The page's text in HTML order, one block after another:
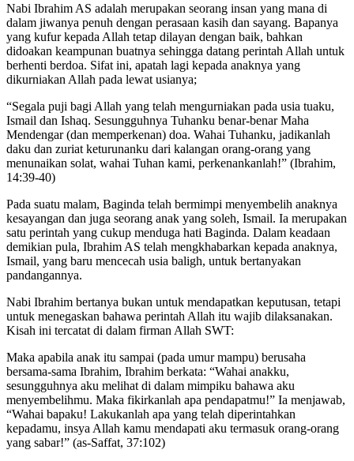
Nabi Ibrahim AS adalah merupakan seorang insan yang mana di
dalam jiwanya penuh dengan perasaan kasih dan sayang. Bapanya
yang kufur kepada Allah tetap dilayan dengan baik, bahkan
didoakan keampunan buatnya sehingga datang perintah Allah untuk
berhenti berdoa. Sifat ini, apatah lagi kepada anaknya yang
dikurniakan Allah pada lewat usianya;
“Segala puji bagi Allah yang telah mengurniakan pada usia tuaku,
Ismail dan Ishaq. Sesungguhnya Tuhanku benar-benar Maha
Mendengar (dan memperkenan) doa. Wahai Tuhanku, jadikanlah
daku dan zuriat keturunanku dari kalangan orang-orang yang
menunaikan solat, wahai Tuhan kami, perkenankanlah!” (Ibrahim,
14:39-40)
Pada suatu malam, Baginda telah bermimpi menyembelih anaknya
kesayangan dan juga seorang anak yang soleh, Ismail. Ia merupakan
satu perintah yang cukup menduga hati Baginda. Dalam keadaan
demikian pula, Ibrahim AS telah mengkhabarkan kepada anaknya,
Ismail, yang baru mencecah usia baligh, untuk bertanyakan
pandangannya.
Nabi Ibrahim bertanya bukan untuk mendapatkan keputusan, tetapi
untuk menegaskan bahawa perintah Allah itu wajib dilaksanakan.
Kisah ini tercatat di dalam firman Allah SWT:
Maka apabila anak itu sampai (pada umur mampu) berusaha
bersama-sama Ibrahim, Ibrahim berkata: “Wahai anakku,
sesungguhnya aku melihat di dalam mimpiku bahawa aku
menyembelihmu. Maka fikirkanlah apa pendapatmu!” Ia menjawab,
“Wahai bapaku! Lakukanlah apa yang telah diperintahkan
kepadamu, insya Allah kamu mendapati aku termasuk orang-orang
yang sabar!” (as-Saffat, 37:102)